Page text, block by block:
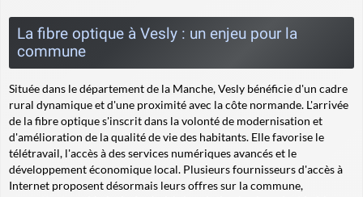
La fibre optique à Vesly : un enjeu pour la
commune
Située dans le département de la Manche, Vesly bénéficie d'un cadre
rural dynamique et d'une proximité avec la côte normande. L'arrivée
de la fibre optique s'inscrit dans la volonté de modernisation et
d'amélioration de la qualité de vie des habitants. Elle favorise le
télétravail, l'accès à des services numériques avancés et le
développement économique local. Plusieurs fournisseurs d'accès à
Internet proposent désormais leurs offres sur la commune,